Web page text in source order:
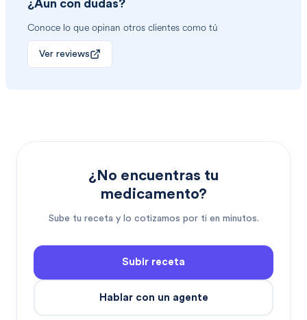
¿Aun con dudas?
Conoce lo que opinan otros clientes como tú
Ver reviews
¿No encuentras tu
medicamento?
Sube tu receta y lo cotizamos por ti en minutos.
Subir receta
Hablar con un agente